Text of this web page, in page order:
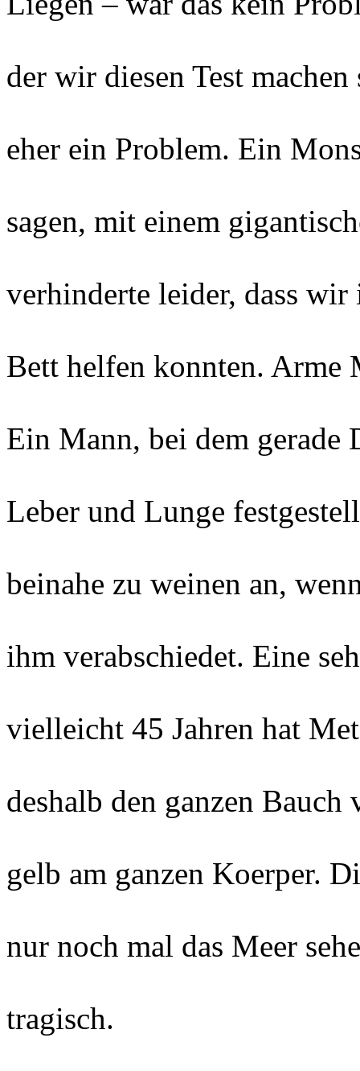
der wir diesen Test
eher ein Problem. Ein
sagen, mit einem
verhinderte leider, dass wir
Bett helfen konnten. Arme
Ein Mann, bei dem gerade
Leber und Lunge
beinahe zu weinen an,
ihm verabschiedet. Eine
vielleicht 45 Jahren hat
deshalb den ganzen
gelb am ganzen Koerper.
nur noch mal das Meer
tragisch.